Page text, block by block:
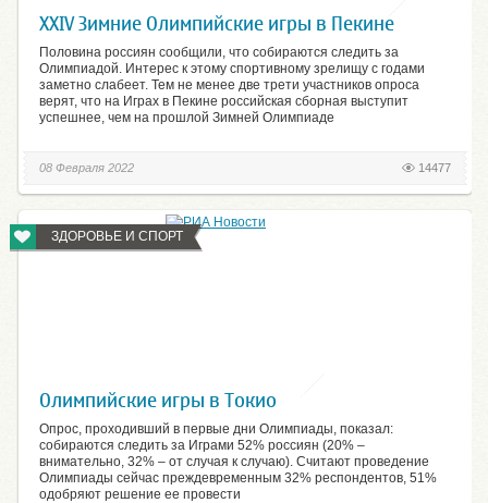
XXIV Зимние Олимпийские игры в Пекине
Половина россиян сообщили, что собираются следить за
Олимпиадой. Интерес к этому спортивному зрелищу с годами
заметно слабеет. Тем не менее две трети участников опроса
верят, что на Играх в Пекине российская сборная выступит
успешнее, чем на прошлой Зимней Олимпиаде
14477
08 Февраля 2022
ЗДОРОВЬЕ И СПОРТ
Олимпийские игры в Токио
Опрос, проходивший в первые дни Олимпиады, показал:
собираются следить за Играми 52% россиян (20% –
внимательно, 32% – от случая к случаю). Считают проведение
Олимпиады сейчас преждевременным 32% респондентов, 51%
одобряют решение ее провести